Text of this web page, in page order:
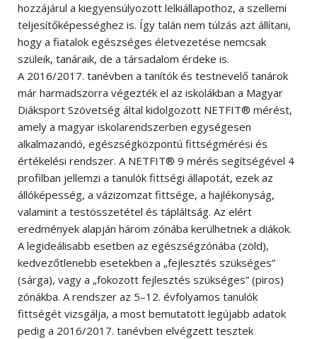
hozzájárul a kiegyensúlyozott lelkiállapothoz, a szellemi
teljesítőképességhez is. Így talán nem túlzás azt állítani,
hogy a fiatalok egészséges életvezetése nemcsak
szüleik, tanáraik, de a társadalom érdeke is.
A 2016/2017. tanévben a tanítók és testnevelő tanárok
már harmadszorra végezték el az iskolákban a Magyar
Diáksport Szövetség által kidolgozott NETFIT® mérést,
amely a magyar iskolarendszerben egységesen
alkalmazandó, egészségközpontú fittségmérési és
értékelési rendszer. A NETFIT® 9 mérés segítségével 4
profilban jellemzi a tanulók fittségi állapotát, ezek az
állóképesség, a vázizomzat fittsége, a hajlékonyság,
valamint a testösszetétel és tápláltság. Az elért
eredmények alapján három zónába kerülhetnek a diákok.
A legideálisabb esetben az egészségzónába (zöld),
kedvezőtlenebb esetekben a „fejlesztés szükséges”
(sárga), vagy a „fokozott fejlesztés szükséges” (piros)
zónákba. A rendszer az 5–12. évfolyamos tanulók
fittségét vizsgálja, a most bemutatott legújabb adatok
pedig a 2016/2017. tanévben elvégzett tesztek